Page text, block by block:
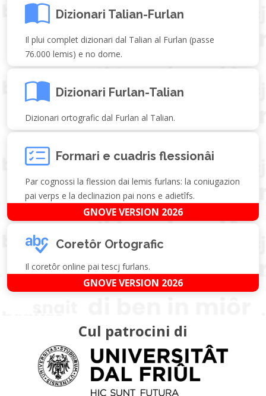
Dizionari Talian-Furlan
Il plui complet dizionari dal Talian al Furlan (passe
76.000 lemis) e no dome.
Dizionari Furlan-Talian
Dizionari ortografic dal Furlan al Talian.
Formari e cuadris flessionâi
Par cognossi la flession dai lemis furlans: la coniugazion
pai verps e la declinazion pai nons e adietîfs.
GNOVE VERSION 2026
Coretôr Ortografic
Il coretôr online pai tescj furlans.
GNOVE VERSION 2026
Cul patrocini di